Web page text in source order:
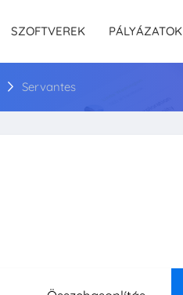
SZOFTVEREK PÁLYÁZATOK
Servantes